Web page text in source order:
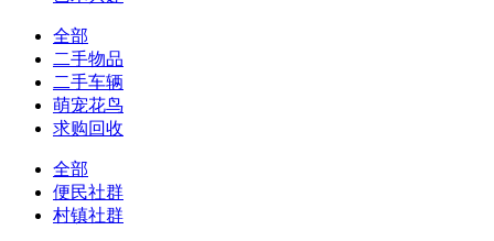
全部
二手物品
二手车辆
萌宠花鸟
求购回收
全部
便民社群
村镇社群